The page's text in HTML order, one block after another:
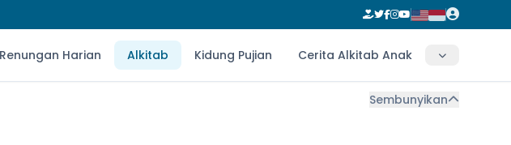
Renungan Harian Alkitab Kidung Pujian Cerita Alkitab Anak
Sembunyikan